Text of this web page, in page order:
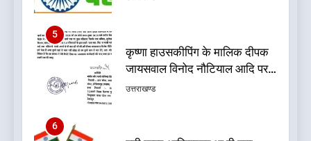
5
कृष्णा हाउसकीपिंग के मालिक दीपक
जायसवाल विनोद नौटियाल आदि पर
मुकदमा दर्ज
उत्तराखण्ड
6